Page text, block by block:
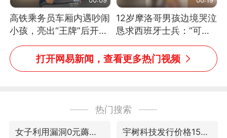
高铁乘务员车厢内遇吵闹
小孩，亮出“王牌”后开启
一键静音
12岁摩洛哥男孩边境哭泣
恳求西班牙士兵：“可不
可以不要把我遣返回国”
打开网易新闻，查看更多热门视频
热门搜索
女子利用漏洞0元薅走3000多件家电 宇树科技发行价格150.80元/股